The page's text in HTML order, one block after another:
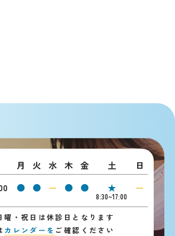
月 火 水 木 金 土
日
● ● ー ● ● ★
8:30~17:00
ー
曜・祝日は休診日となります
カレンダーを ご確認ください